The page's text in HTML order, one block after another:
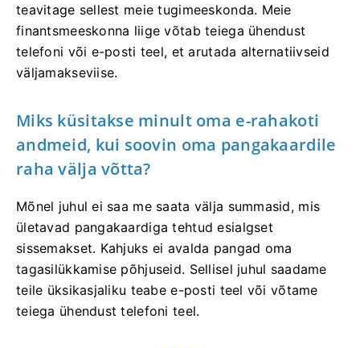
teavitage sellest meie tugimeeskonda. Meie
finantsmeeskonna liige võtab teiega ühendust
telefoni või e-posti teel, et arutada alternatiivseid
väljamakseviise.
Miks küsitakse minult oma e-rahakoti
andmeid, kui soovin oma pangakaardile
raha välja võtta?
Mõnel juhul ei saa me saata välja summasid, mis
ületavad pangakaardiga tehtud esialgset
sissemakset. Kahjuks ei avalda pangad oma
tagasilükkamise põhjuseid. Sellisel juhul saadame
teile üksikasjaliku teabe e-posti teel või võtame
teiega ühendust telefoni teel.